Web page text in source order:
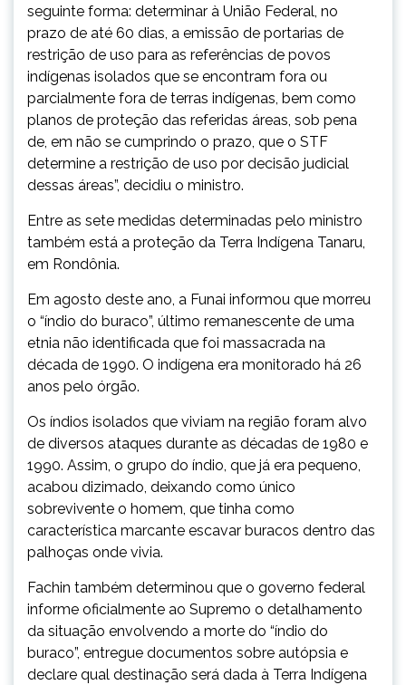
seguinte forma: determinar à União Federal, no
prazo de até 60 dias, a emissão de portarias de
restrição de uso para as referências de povos
indígenas isolados que se encontram fora ou
parcialmente fora de terras indígenas, bem como
planos de proteção das referidas áreas, sob pena
de, em não se cumprindo o prazo, que o STF
determine a restrição de uso por decisão judicial
dessas áreas”, decidiu o ministro.
Entre as sete medidas determinadas pelo ministro
também está a proteção da Terra Indígena Tanaru,
em Rondônia.
Em agosto deste ano, a Funai informou que morreu
o “índio do buraco”, último remanescente de uma
etnia não identificada que foi massacrada na
década de 1990. O indígena era monitorado há 26
anos pelo órgão.
Os índios isolados que viviam na região foram alvo
de diversos ataques durante as décadas de 1980 e
1990. Assim, o grupo do índio, que já era pequeno,
acabou dizimado, deixando como único
sobrevivente o homem, que tinha como
característica marcante escavar buracos dentro das
palhoças onde vivia.
Fachin também determinou que o governo federal
informe oficialmente ao Supremo o detalhamento
da situação envolvendo a morte do “índio do
buraco”, entregue documentos sobre autópsia e
declare qual destinação será dada à Terra Indígena